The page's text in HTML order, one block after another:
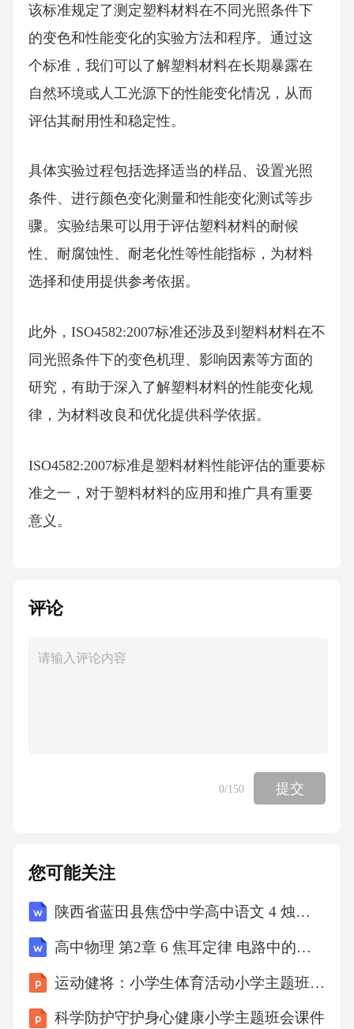
该标准规定了测定塑料材料在不同光照条件下
的变色和性能变化的实验方法和程序。通过这
个标准，我们可以了解塑料材料在长期暴露在
自然环境或人工光源下的性能变化情况，从而
评估其耐用性和稳定性。
具体实验过程包括选择适当的样品、设置光照
条件、进行颜色变化测量和性能变化测试等步
骤。实验结果可以用于评估塑料材料的耐候
性、耐腐蚀性、耐老化性等性能指标，为材料
选择和使用提供参考依据。
此外，ISO4582:2007标准还涉及到塑料材料在不
同光照条件下的变色机理、影响因素等方面的
研究，有助于深入了解塑料材料的性能变化规
律，为材料改良和优化提供科学依据。
ISO4582:2007标准是塑料材料性能评估的重要标
准之一，对于塑料材料的应用和推广具有重要
意义。
评论
0/150 提交
您可能关注
陕西省蓝田县焦岱中学高中语文 4 烛之武退秦师教案1 新人教版必修1
高中物理 第2章 6 焦耳定律 电路中的能量转化教学设计 教科版选修3-1
运动健将：小学生体育活动小学主题班会课件
科学防护守护身心健康小学主题班会课件